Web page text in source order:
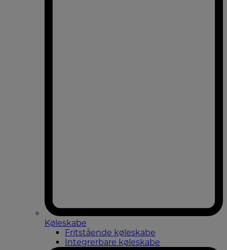
Køleskabe
Fritstående køleskabe
Integrerbare køleskabe